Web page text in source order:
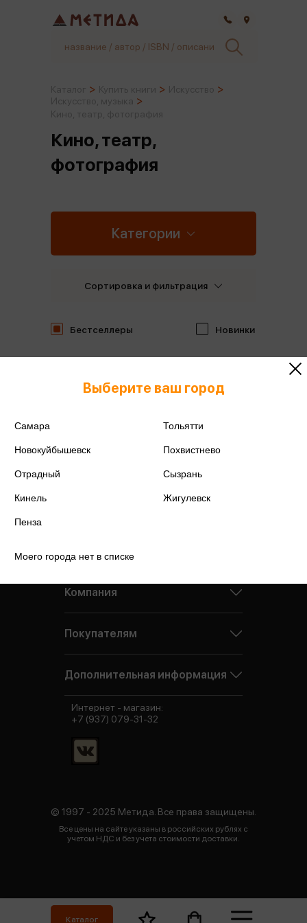
Каталог
Кино, театр,
фотография
Категории
Бестселлеры Новинки
Сортировка и фильтрация
Выберите ваш город
Самара Тольятти
Новокуйбышевск Похвистнево
Отрадный Сызрань
Кинель Жигулевск
Пенза
Моего города нет в списке
Компания
Покупателям
Дополнительная информация
© 1997 - 2025 Метида. Все права защищены.
Все цены на сайте указаны в российских рублях с
учетом НДС и без учета стоимости доставки.
Интернет - магазин:
+7 (937) 079-31-32